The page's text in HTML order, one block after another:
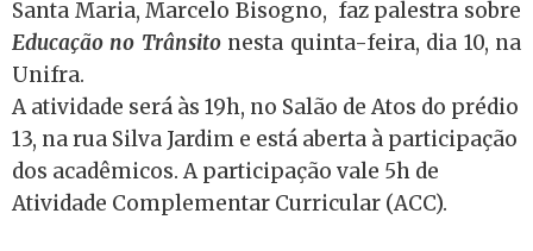
Santa Maria, Marcelo Bisogno, faz palestra sobre
Educação no Trânsitonesta quinta-feira, dia 10, na
Unifra.
A atividade será às 19h, no Salão de Atos do prédio
13, na rua Silva Jardim e está aberta à participação
dos acadêmicos. A participação vale 5h de
Atividade Complementar Curricular (ACC).